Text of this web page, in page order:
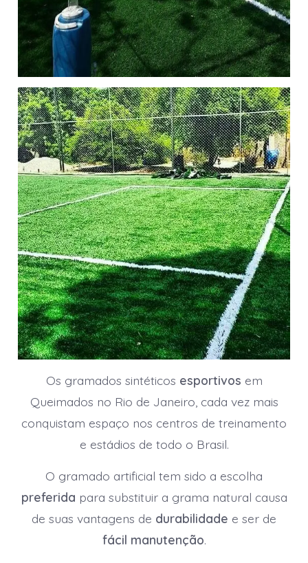
Os gramados sintéticos esportivos em
Queimados no Rio de Janeiro, cada vez mais
conquistam espaço nos centros de treinamento
e estádios de todo o Brasil.
O gramado artificial tem sido a escolha
preferida para substituir a grama natural causa
de suas vantagens de durabilidade e ser de
fácil manutenção.